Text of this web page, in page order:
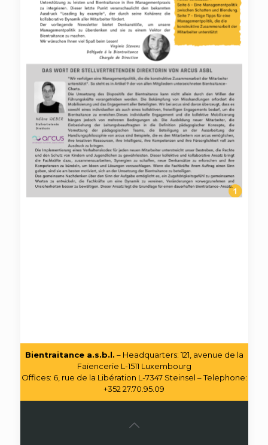
Bientraitance a.s.b.l. – Headquarters: 121, avenue de la
Faïencerie L-1511 Luxembourg
Offices: 6, rue de la Libération L-7347 Steinsel – Telephone:
+352 27.70.95.09